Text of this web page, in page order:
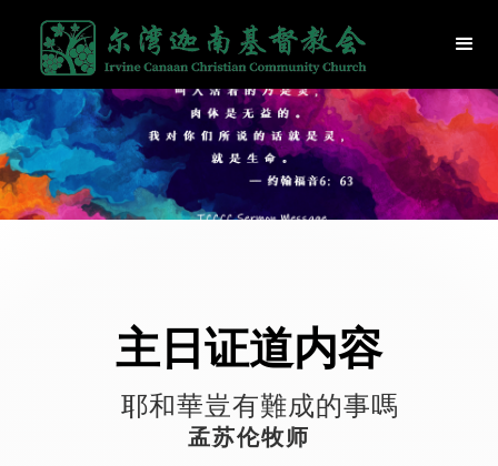
主日证道内容
耶和華豈有難成的事嗎
孟苏伦牧师